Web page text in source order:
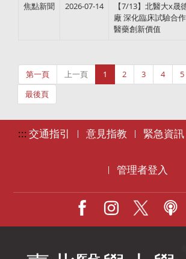
焦點新聞 2026-07-14
【7/13】北醫大x晟
廠 深化臨床試驗合
醫藥創新價值
第一頁 上一頁 1 2 3 4 5
最後頁
:::交通指引 | 意見指教 | 緊急資訊
| 管理者登入
Facebook